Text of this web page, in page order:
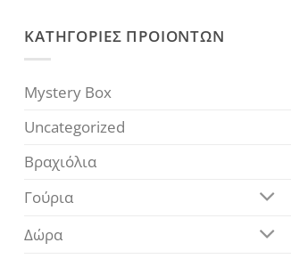
ΚΑΤΗΓΟΡΙΕΣ ΠΡΟΙΟΝΤΩΝ
Mystery Box
Uncategorized
Βραχιόλια
Γούρια
Δώρα